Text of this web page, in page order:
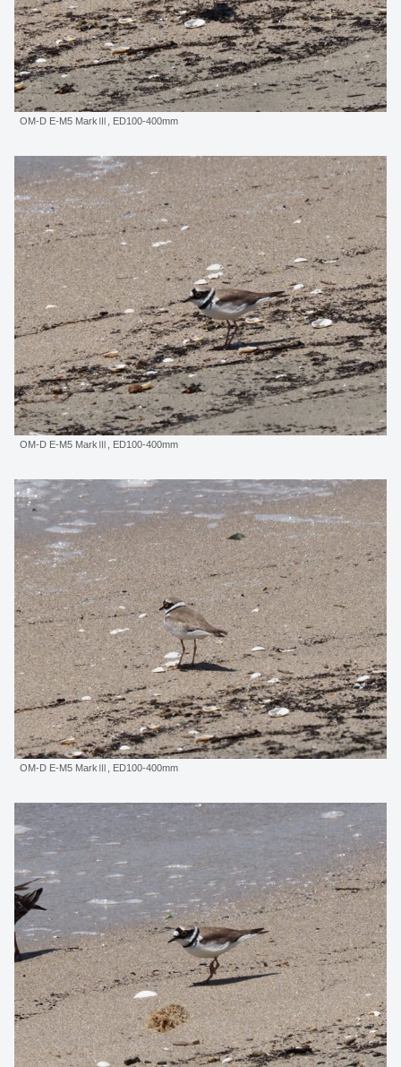
OM-D E-M5 MarkⅢ, ED100-400mm
OM-D E-M5 MarkⅢ, ED100-400mm
OM-D E-M5 MarkⅢ, ED100-400mm